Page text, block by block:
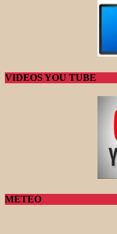
VIDEOS YOU TUBE
METEO